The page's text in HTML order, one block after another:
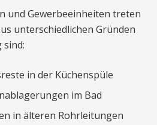
und Gewerbeeinheiten treten
unterschiedlichen Gründen
sind:
in der Küchenspüle
im Bad
in älteren Rohrleitungen